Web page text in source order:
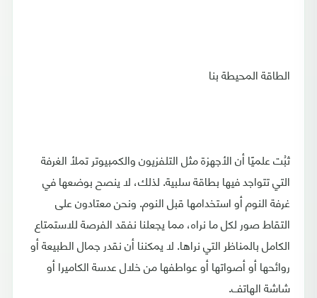
الطاقة المحيطة بنا
ثبُت علميًا أن الأجهزة مثل التلفزيون والكمبيوتر تملأ الغرفة
التي تتواجد فيها بطاقة سلبية. لذلك، لا ينصح بوضعها في
غرفة النوم أو استخدامها قبل النوم. ونحن معتادون على
التقاط صور لكل ما نراه، مما يجعلنا نفقد الفرصة للاستمتاع
الكامل بالمناظر التي نراها. لا يمكننا أن نقدر جمال الطبيعة أو
روائحها أو أصواتها أو عواطفها من خلال عدسة الكاميرا أو
شاشة الهاتف.